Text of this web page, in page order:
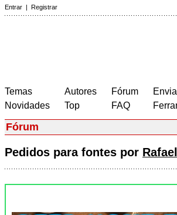
Entrar | Registrar
Temas
Novidades
Autores
Top
Fórum
FAQ
Fórum
Pedidos para fontes por